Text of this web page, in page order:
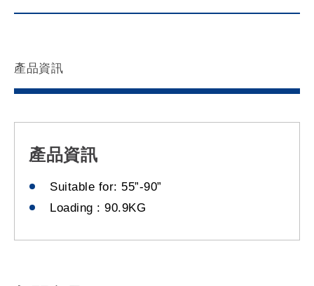
產品資訊
產品資訊
Suitable for: 55”-90”
Loading : 90.9KG